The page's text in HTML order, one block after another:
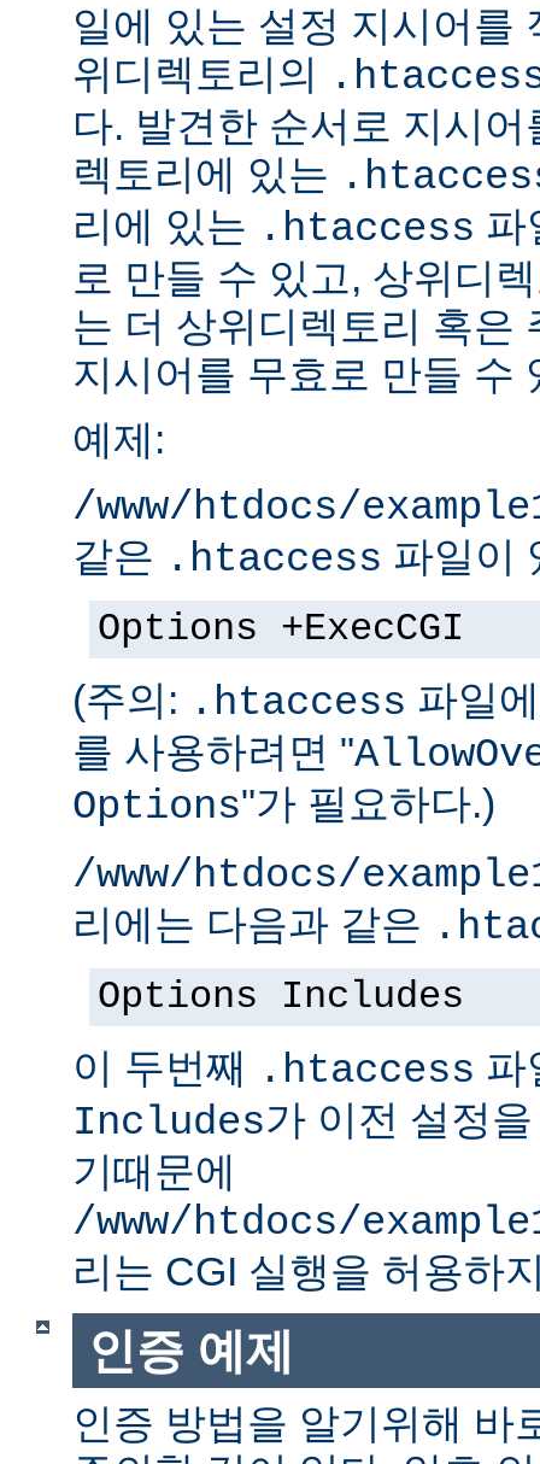
일에 있는 설정 지시어를
위디렉토리의
다. 발견한 순서로 지시
렉토리에 있는
리에 있는 .htaccess 파
로 만들 수 있고, 상위디
는 더 상위디렉토리 혹은
지시어를 무효로 만들 수
예제:
/www/htdocs/
같은 .htaccess 파일이
Options +ExecCGI
(주의: .htaccess 파일
를 사용하려면 "
Options"가 필요하다.)
/www/htdocs/
리에는 다음과 같은
Options Includes
이 두번째 .htaccess
Includes가 이전 설정
기때문에
/www/htdocs/
리는 CGI 실행을 허용하
인증 예제
인증 방법을 알기위해 바